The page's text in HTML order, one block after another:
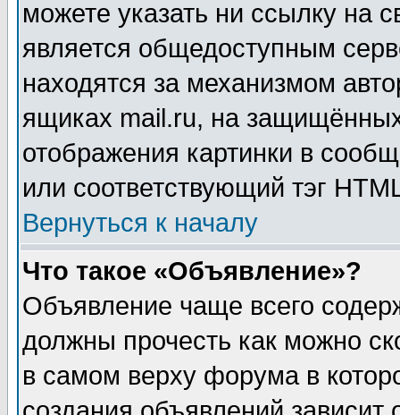
можете указать ни ссылку на
является общедоступным
находятся за механизмом
ящиках mail.ru, на
отображения картинки в
или соответствующий тэг
Вернуться к началу
Что такое «Объявление»?
Объявление чаще всего
должны прочесть как можно
в самом верху форума в